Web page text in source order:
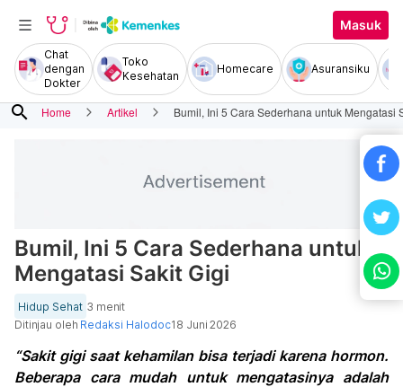
Masuk
Chat
dengan
Dokter
Toko
Kesehatan
Homecare Asuransiku
search Home Artikel Bumil, Ini 5 Cara Sederhana untuk Mengatasi
Bumil, Ini 5 Cara Sederhana untuk
Mengatasi Sakit Gigi
Hidup Sehat 3 menit
Ditinjau oleh Redaksi Halodoc18 Juni 2026
“Sakit gigi saat kehamilan bisa terjadi karena hormon.
Beberapa cara mudah untuk mengatasinya adalah